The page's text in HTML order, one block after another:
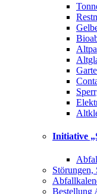
Initiative
Bestellung